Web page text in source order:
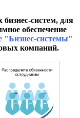
систем, для
обеспечение
"Бизнес-системы"
компаний.